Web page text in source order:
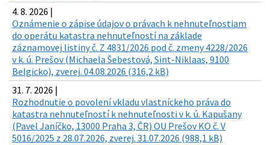
4. 8. 2026 |
Oznámenie o zápise údajov o právach k nehnuteľnostiam
do operátu katastra nehnuteľností na základe
záznamovej listiny č. Z 4831/2026 pod č. zmeny 4228/2026
v k. ú. Prešov (Michaela Šebestová, Sint-Niklaas, 9100
Belgicko), zverej. 04.08.2026 (316,2 kB)
31. 7. 2026 |
Rozhodnutie o povolení vkladu vlastníckeho práva do
katastra nehnuteľností k nehnuteľnosti v k. ú. Kapušany
(Pavel Janíčko, 13000 Praha 3, ČR) OU Prešov KO č. V
5016/2025 z 28.07.2026, zverej. 31.07.2026 (988,1 kB)